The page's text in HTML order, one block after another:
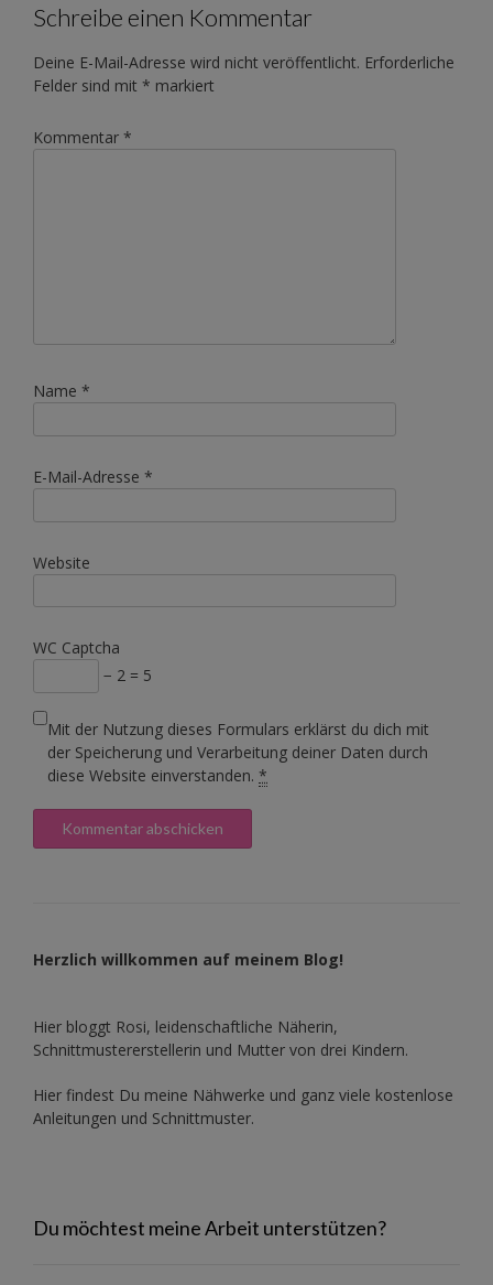
Schreibe einen Kommentar
Deine E-Mail-Adresse wird nicht veröffentlicht. Erforderliche
Felder sind mit * markiert
Kommentar *
Name *
E-Mail-Adresse *
Website
WC Captcha
− 2 = 5
Mit der Nutzung dieses Formulars erklärst du dich mit
der Speicherung und Verarbeitung deiner Daten durch
diese Website einverstanden. *
Herzlich willkommen auf meinem Blog!
Hier bloggt Rosi, leidenschaftliche Näherin,
Schnittmustererstellerin und Mutter von drei Kindern.
Hier findest Du meine Nähwerke und ganz viele kostenlose
Anleitungen und Schnittmuster.
Du möchtest meine Arbeit unterstützen?